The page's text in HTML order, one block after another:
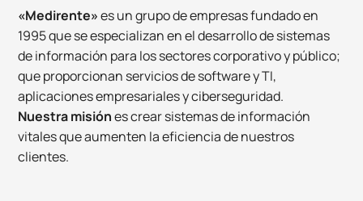
«Medirente»es un grupo de empresas fundado en
1995 que se especializan en el desarrollo de sistemas
de información para los sectores corporativo y público;
que proporcionan servicios de software y TI,
aplicaciones empresariales y ciberseguridad.
Nuestra misiónes crear sistemas de información
vitales que aumenten la eficiencia de nuestros
clientes.